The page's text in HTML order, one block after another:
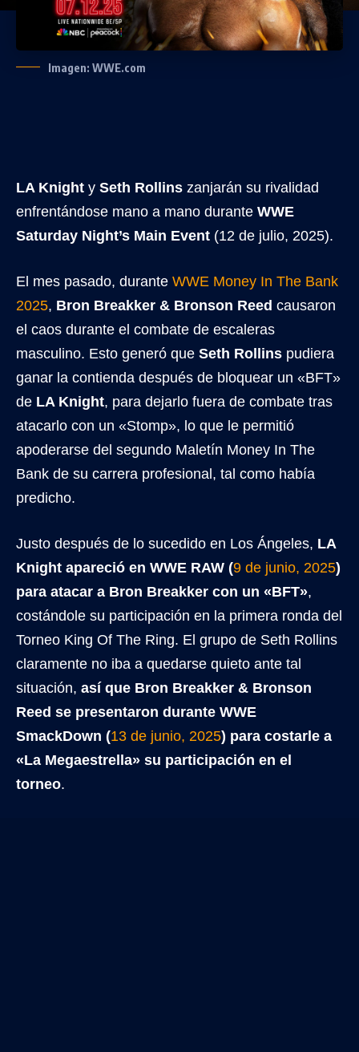
Imagen: WWE.com
LA Knight y Seth Rollins zanjarán su rivalidad
enfrentándose mano a mano durante WWE
Saturday Night’s Main Event (12 de julio, 2025).
El mes pasado, durante WWE Money In The Bank
2025, Bron Breakker & Bronson Reed causaron
el caos durante el combate de escaleras
masculino. Esto generó que Seth Rollins pudiera
ganar la contienda después de bloquear un «BFT»
de LA Knight, para dejarlo fuera de combate tras
atacarlo con un «Stomp», lo que le permitió
apoderarse del segundo Maletín Money In The
Bank de su carrera profesional, tal como había
predicho.
Justo después de lo sucedido en Los Ángeles, LA
Knight apareció en WWE RAW (9 de junio, 2025)
para atacar a Bron Breakker con un «BFT»,
costándole su participación en la primera ronda del
Torneo King Of The Ring. El grupo de Seth Rollins
claramente no iba a quedarse quieto ante tal
situación, así que Bron Breakker & Bronson
Reed se presentaron durante WWE
SmackDown (13 de junio, 2025) para costarle a
«La Megaestrella» su participación en el
torneo.